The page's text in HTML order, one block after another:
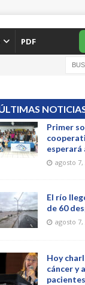
PDF
Primer
esperará
agosto 7,
El río
de 60
agosto 7,
Hoy
cáncer y
pacientes